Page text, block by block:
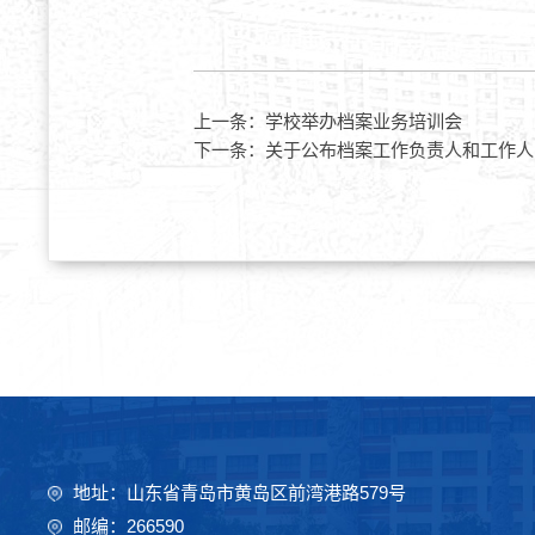
上一条： 学校举办档案业务培训会
下一条： 关于公布档案工作负责人和工作
地址：山东省青岛市黄岛区前湾港路579号
邮编：266590